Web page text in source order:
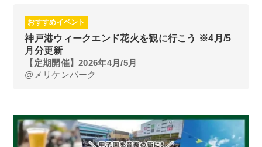
【定期開催】2026年4月/5月
@メリケンパーク
神戸港ウィークエンド花火を観に行こう ※4月/5
月分更新
おすすめイベント